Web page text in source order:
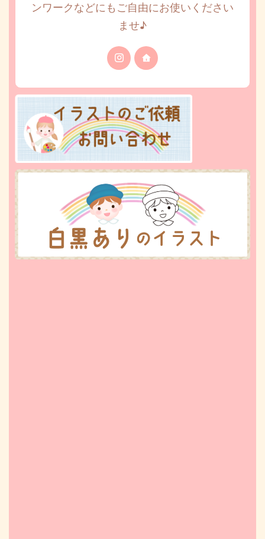
ンワークなどにもご自由にお使いください
ませ♪